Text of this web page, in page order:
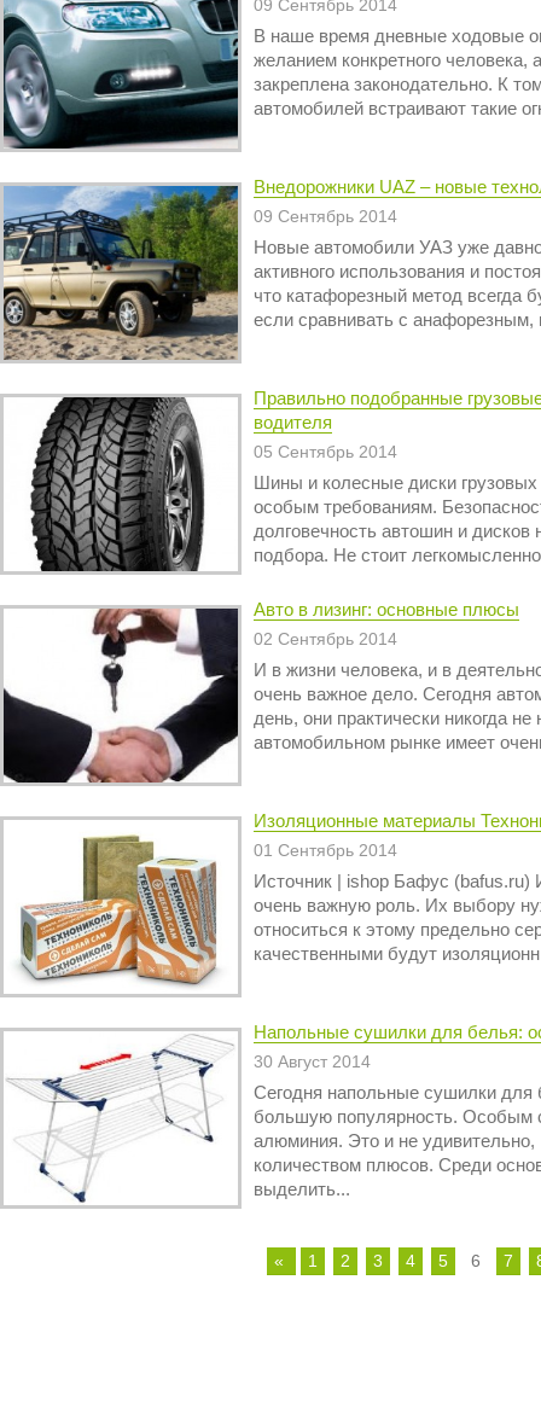
09 Сентябрь 2014
В наше время дневные ходовые
желанием конкретного
закреплена законодательно. К
автомобилей встраивают такие
Внедорожники UAZ – новые
09 Сентябрь 2014
Новые автомобили УАЗ уже
активного использования и
что катафорезный метод всегда
если сравнивать с анафорезным,
Правильно подобранные
водителя
05 Сентябрь 2014
Шины и колесные диски
особым требованиям.
долговечность автошин и дисков
подбора. Не стоит
Авто в лизинг: основные плюсы
02 Сентябрь 2014
И в жизни человека, и в
очень важное дело. Сегодня
день, они практически никогда
автомобильном рынке имеет
Изоляционные материалы
01 Сентябрь 2014
Источник | ishop Бафус (bafus.ru)
очень важную роль. Их выбору
относиться к этому предельно
качественными будут
Напольные сушилки для белья:
30 Август 2014
Сегодня напольные сушилки для
большую популярность. Особым
алюминия. Это и не
количеством плюсов. Среди
выделить...
« 1 2 3 4 5 6 7